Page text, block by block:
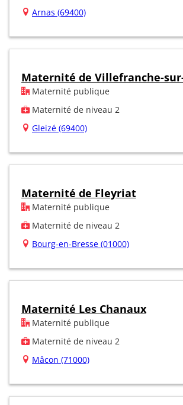
Arnas (69400)
Maternité de Villefranche-
Maternité publique
Maternité de niveau 2
Gleizé (69400)
Maternité de Fleyriat
Maternité publique
Maternité de niveau 2
Bourg-en-Bresse (01000)
Maternité Les Chanaux
Maternité publique
Maternité de niveau 2
Mâcon (71000)